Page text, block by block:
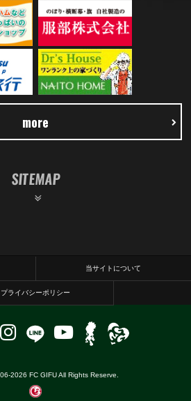
more
SITEMAP
当サイトについて
プライバシーポリシー
2026 FC GIFU All Rights Reserve.